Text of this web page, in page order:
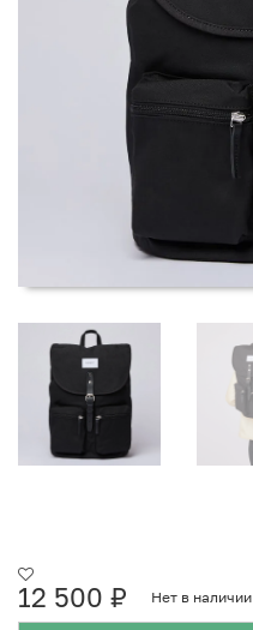
12 500 ₽ Нет в наличии